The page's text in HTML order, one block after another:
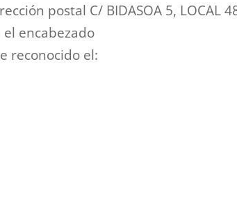
postal C/ BIDASOA 5, LOCAL
el encabezado
reconocido el: